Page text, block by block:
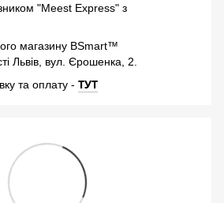
"Meest Express" з
магазину BSmart™
Львів, вул. Єрошенка, 2.
та оплату - ТУТ